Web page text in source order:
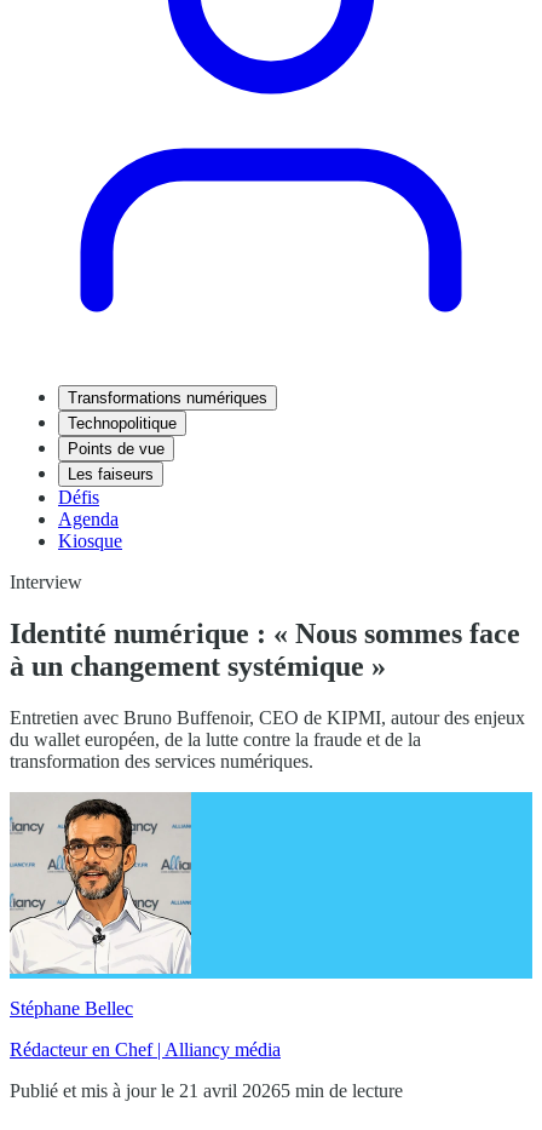
Transformations numériques
Technopolitique
Points de vue
Les faiseurs
Défis
Agenda
Kiosque
Interview
Identité numérique : « Nous sommes face
à un changement systémique »
Entretien avec Bruno Buffenoir, CEO de KIPMI, autour des enjeux
du wallet européen, de la lutte contre la fraude et de la
transformation des services numériques.
Stéphane Bellec
Rédacteur en Chef | Alliancy média
Publié et mis à jour le 21 avril 20265 min de lecture